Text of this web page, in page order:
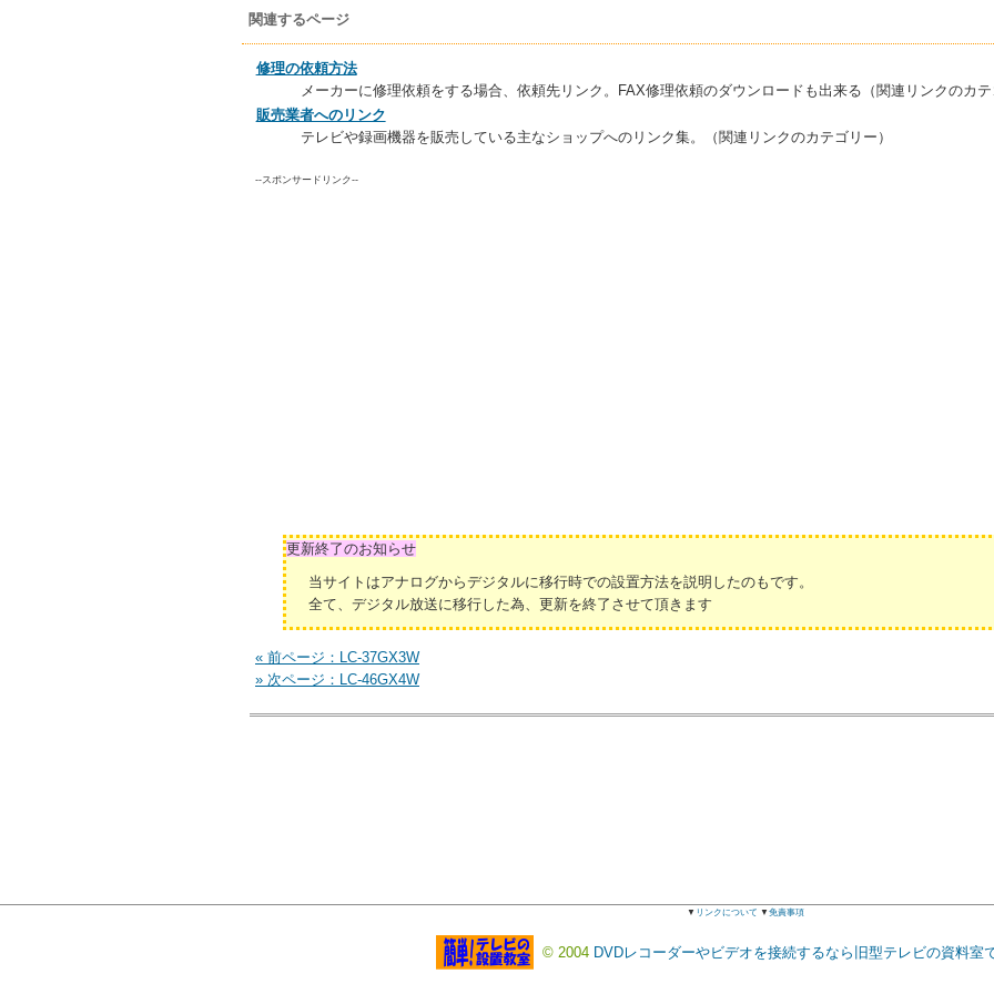
関連するページ
修理の依頼方法
メーカーに修理依頼をする場合、依頼先リンク。FAX修理依頼のダウンロードも出来る（関連リンクのカ
販売業者へのリンク
テレビや録画機器を販売している主なショップへのリンク集。（関連リンクのカテゴリー）
--スポンサードリンク--
更新終了のお知らせ
当サイトはアナログからデジタルに移行時での設置方法を説明したのもです。
全て、デジタル放送に移行した為、更新を終了させて頂きます
« 前ページ：LC-37GX3W
» 次ページ：LC-46GX4W
▼ リンクについて ▼ 免責事項
© 2004 DVDレコーダーやビデオを接続するなら旧型テレビの資料室